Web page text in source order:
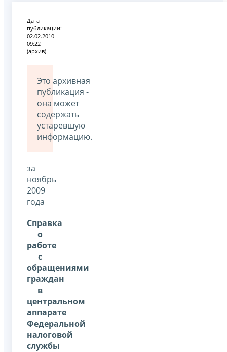
Дата
публикации:
02.02.2010
09:22
(архив)
Это архивная
публикация -
она может
содержать
устаревшую
информацию.
за
ноябрь
2009
года
Справка
о
работе
с
обращениями
граждан
в
центральном
аппарате
Федеральной
налоговой
службы